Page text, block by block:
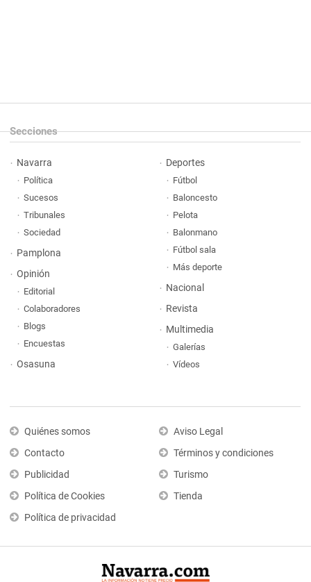
Secciones
Navarra
Política
Sucesos
Tribunales
Sociedad
Pamplona
Opinión
Editorial
Colaboradores
Blogs
Encuestas
Osasuna
Deportes
Fútbol
Baloncesto
Pelota
Balonmano
Fútbol sala
Más deporte
Nacional
Revista
Multimedia
Galerías
Vídeos
Quiénes somos
Contacto
Publicidad
Política de Cookies
Política de privacidad
Aviso Legal
Términos y condiciones
Turismo
Tienda